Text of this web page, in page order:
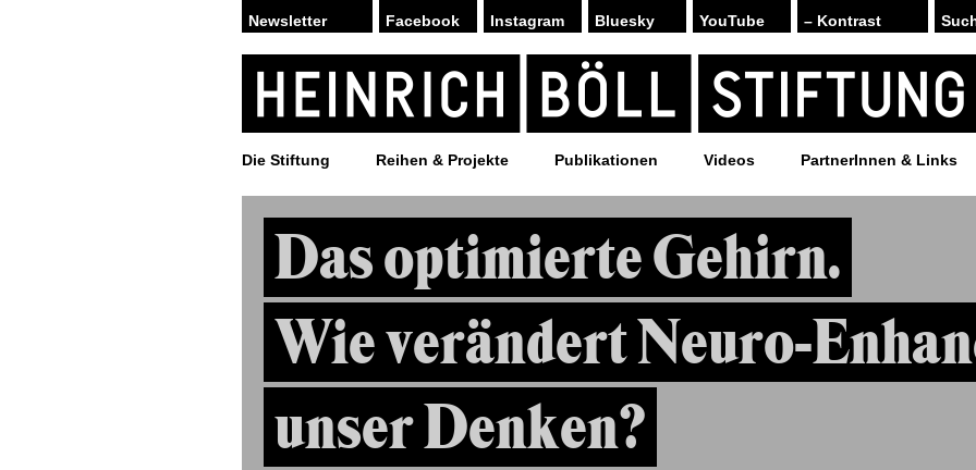
Facebook Instagram Bluesky YouTube – Kontrast
Die Stiftung Reihen & Projekte Publikationen Videos PartnerInnen & Links
Das optimierte Gehirn.
Wie verändert Neuro-
unser Denken?